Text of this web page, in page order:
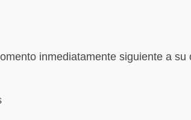
inmediatamente siguiente a su